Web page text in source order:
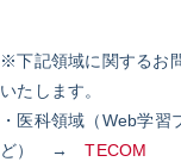
※下記領域に関するお
いたします。
・医科領域（Web学
ど） →TECOM